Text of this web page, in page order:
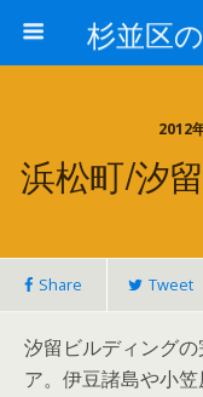
2012
浜松町/汐
Share Tweet
汐留ビルディング
ア。伊豆諸島や小